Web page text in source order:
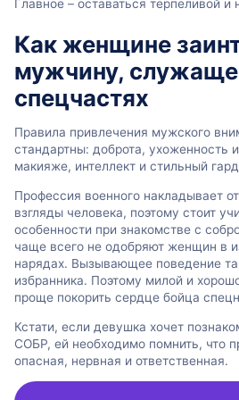
Главное – оставаться терпеливой и
Как женщине
мужчину,
спецчастях
Правила привлечения мужского
стандартны: доброта, ухоженность
макияже, интеллект и стильный
Профессия военного накладывает
взгляды человека, поэтому стоит
особенности при знакомстве с
чаще всего не одобряют женщин в
нарядах. Вызывающее поведение
избранника. Поэтому милой и
проще покорить сердце бойца
Кстати, если девушка хочет
СОБР, ей необходимо помнить, что
опасная, нервная и ответственная.